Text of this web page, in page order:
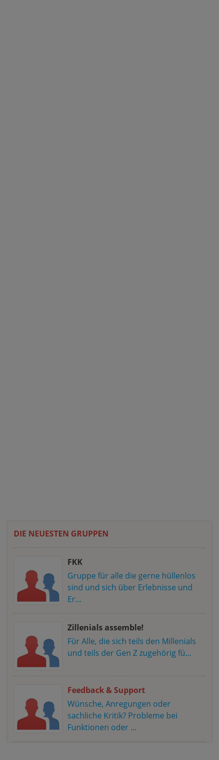
DIE NEUESTEN GRUPPEN
FKK
Gruppe für alle die gerne hüllenlos
sind und sich über Erlebnisse und
Er...
Zillenials assemble!
Für Alle, die sich teils den Millenials
und teils der Gen Z zugehörig fü...
Feedback & Support
Wünsche, Anregungen oder
sachliche Kritik? Probleme bei
Funktionen oder ...